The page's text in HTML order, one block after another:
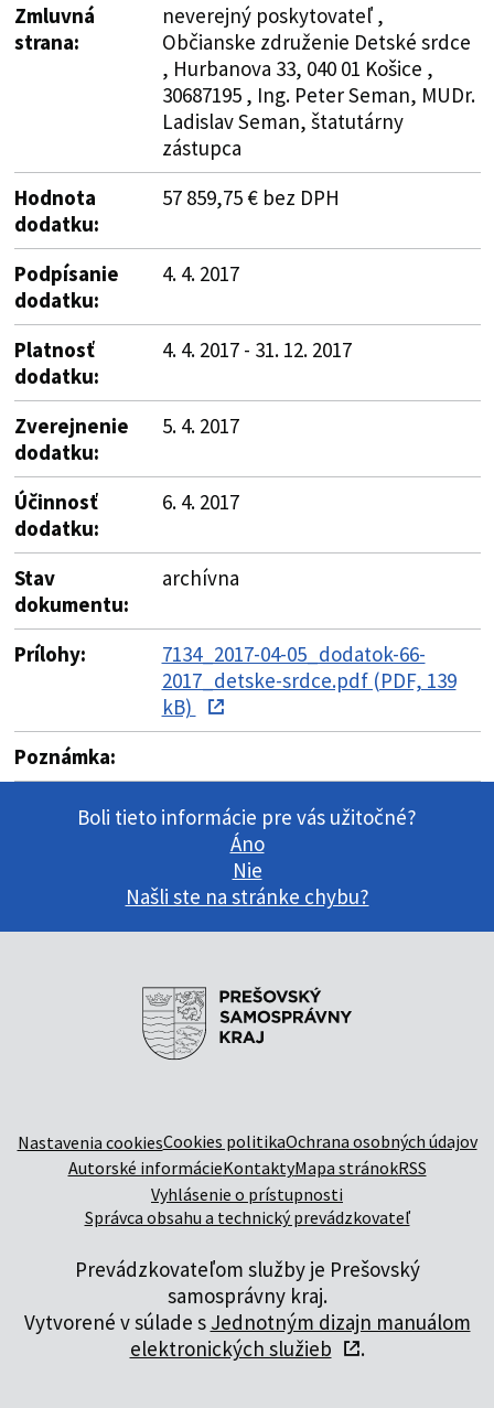
Zmluvná
strana:
neverejný poskytovateľ ,
Občianske združenie Detské srdce
, Hurbanova 33, 040 01 Košice ,
30687195 , Ing. Peter Seman, MUDr.
Ladislav Seman, štatutárny
zástupca
Hodnota
dodatku:
57 859,75 € bez DPH
Podpísanie
dodatku:
4. 4. 2017
Platnosť
dodatku:
4. 4. 2017 - 31. 12. 2017
Zverejnenie
dodatku:
5. 4. 2017
Účinnosť
dodatku:
6. 4. 2017
Stav
dokumentu:
archívna
Prílohy:
7134_2017-04-05_dodatok-66-
2017_detske-srdce.pdf (PDF, 139
kB)
Poznámka:
Boli tieto informácie pre vás užitočné?
Áno
Nie
Našli ste na stránke chybu?
Nastavenia cookiesCookies politikaOchrana osobných údajov
Autorské informácieKontaktyMapa stránokRSS
Vyhlásenie o prístupnosti
Správca obsahu a technický prevádzkovateľ
Prevádzkovateľom služby je Prešovský
samosprávny kraj.
Vytvorené v súlade s Jednotným dizajn manuálom
elektronických služieb
.